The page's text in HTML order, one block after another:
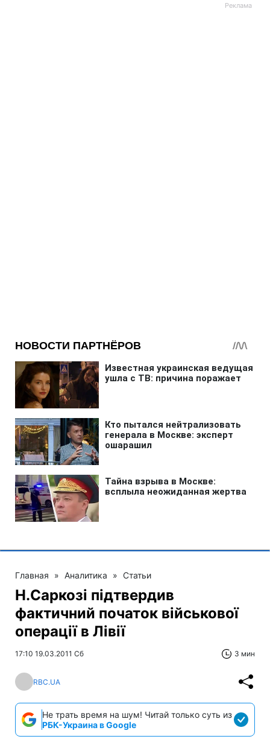
Главная » Аналитика » Статьи
Н.Саркозі підтвердив
фактичний початок військової
операції в Лівії
17:10 19.03.2011 Сб 3 мин
RBC.UA
Не трать время на шум! Читай только суть из
РБК-Украина в Google